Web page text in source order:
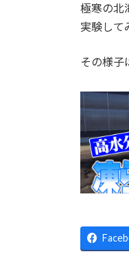
極寒の北
実験して
その様子